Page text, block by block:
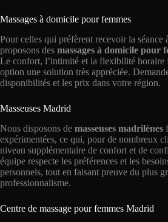
Massages à domicile pour femmes
Pour celles qui préfèrent recevoir la séance
proposons des massages à domicile pour
Le confort, l’intimité et la flexibilité horaire
option une solution très appréciée.
disponibilités et les prix dans votre région.
Masseuses Madrid
Nous disposons de masseuses madrilènes
expérimentées, ce qui, pour de nombreux
niveau supplémentaire de confort et de
équipe respecte les préférences et les
personnels, tout en faisant preuve du plus
professionnalisme.
Centre de massage pour femmes Madrid